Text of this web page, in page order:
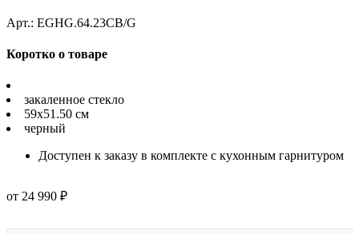
Арт.: EGHG.64.23CB/G
Коротко о товаре
закаленное стекло
59х51.50 см
черный
Доступен к заказу в комплекте с кухонным гарнитуром
от 24 990 ₽